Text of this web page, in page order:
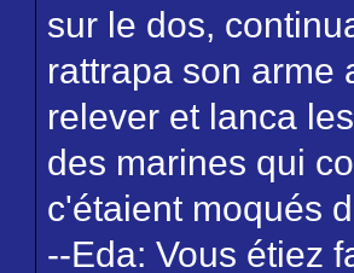
sur le dos,
rattrapa son arme
relever et lanca
des marines qui
c'étaient moqués
--Eda: Vous étiez